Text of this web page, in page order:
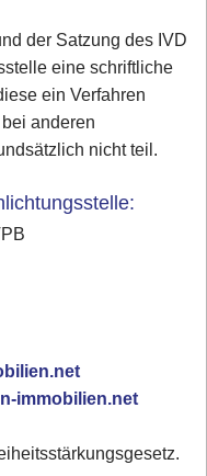
der Satzung des IVD
eine schriftliche
ein Verfahren
anderen
nicht teil.
immobilien.net